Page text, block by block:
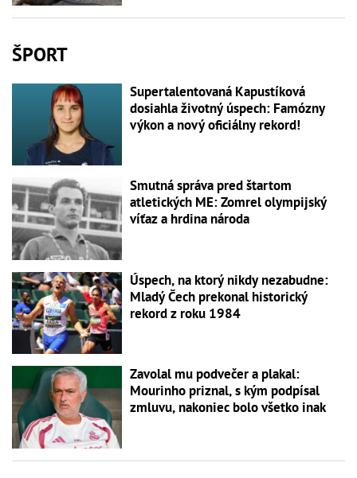
ŠPORT
Supertalentovaná Kapustíková
dosiahla životný úspech: Famózny
výkon a nový oficiálny rekord!
Smutná správa pred štartom
atletických ME: Zomrel olympijský
víťaz a hrdina národa
Úspech, na ktorý nikdy nezabudne:
Mladý Čech prekonal historický
rekord z roku 1984
Zavolal mu podvečer a plakal:
Mourinho priznal, s kým podpísal
zmluvu, nakoniec bolo všetko inak